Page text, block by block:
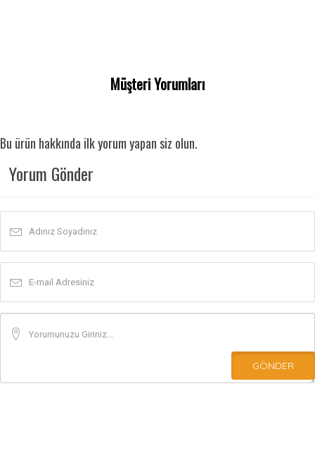
Müşteri Yorumları
Bu ürün hakkında ilk yorum yapan siz olun.
Yorum Gönder